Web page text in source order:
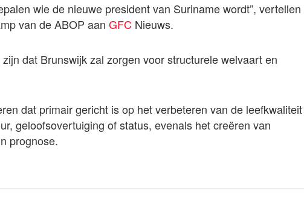
wie de nieuwe president van Suriname wordt”, vertellen
van de ABOP aan GFC Nieuws.
dat Brunswijk zal zorgen voor structurele welvaart en
dat primair gericht is op het verbeteren van de leefkwaliteit
geloofsovertuiging of status, evenals het creëren van
prognose.